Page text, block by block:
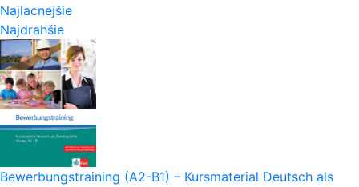
Najlacnejšie
Najdrahšie
Bewerbungstraining (A2-B1) – Kursmaterial Deutsch als